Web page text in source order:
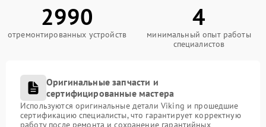
2990
отремонтированных устройств
4
минимальный опыт работы
специалистов
Оригинальные запчасти и
сертифицированные мастера
Используются оригинальные детали Viking и прошедшие
сертификацию специалисты, что гарантирует корректную
работу после ремонта и сохранение гарантийных